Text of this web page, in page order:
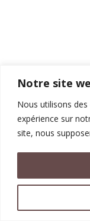
Notre site
Nous utilisons
expérience sur
site, nous